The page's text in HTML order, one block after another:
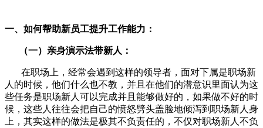
一、如何帮助新员工提升工作能力：
（一）亲身演示法带新人：
在职场上，经常会遇到这样的领导者，面对下属是职场新
人的时候，他们什么也不教，并且在他们的潜意识里面认为这
些任务是职场新人可以完成并且能够做好的，如果做不好的时
候，这些人往往会把自己的愤怒劈头盖脸地倾泻到职场新人身
上，其实这样的做法是极其不负责任的，不仅对职场新人不负